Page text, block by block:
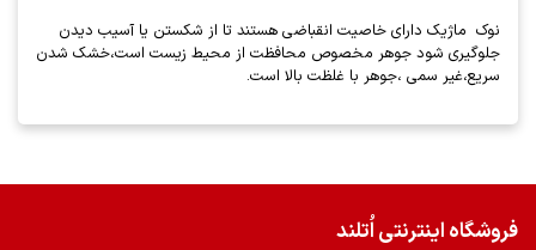
نوک ماژیک دارای خاصیت انقباضی هستند تا از شکستن یا آسیب دیدن
جلوگیری شود جوهر مخصوص محافظت از محیط زیست است،خشک شدن
سریع،غیر سمی ،جوهر با غلظت بالا است.
فروشگاه اینترنتی اُتلند